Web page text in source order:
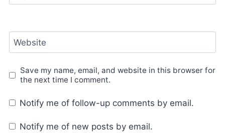
Website
Save my name, email, and website in this browser for
the next time I comment.
Notify me of follow-up comments by email.
Notify me of new posts by email.